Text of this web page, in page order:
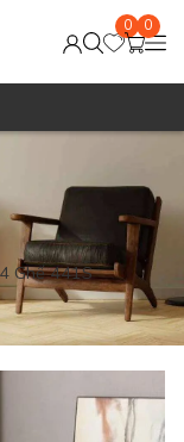
0 0
Ghế 441S